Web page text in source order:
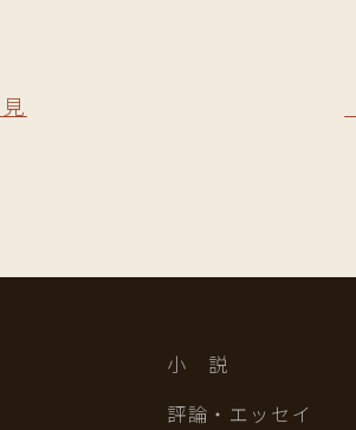
小 説
評論・エッセイ